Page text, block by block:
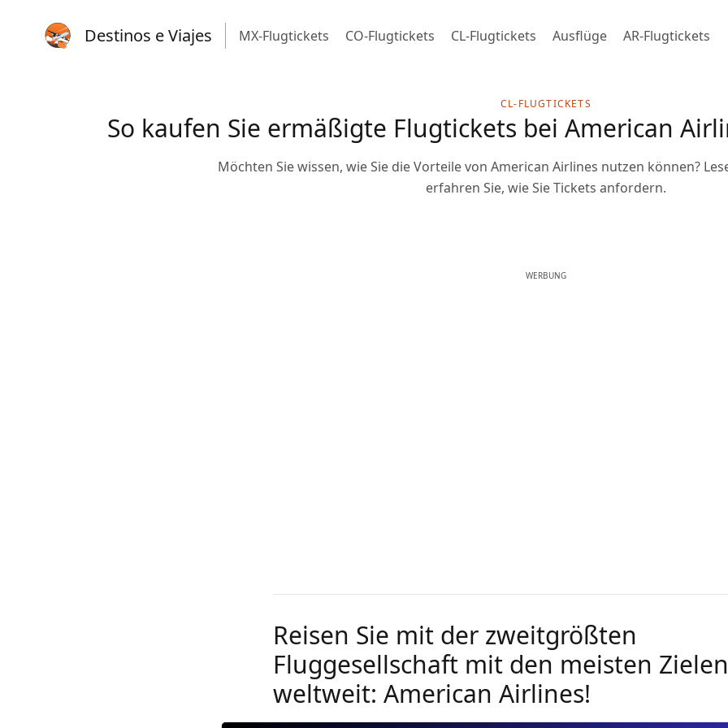
Destinos e Viajes MX-Flugtickets CO-Flugtickets CL-Flugtickets Ausflüge AR-Flugtickets
CL-FLUGTICKETS
So kaufen Sie ermäßigte Flugtickets bei American
Möchten Sie wissen, wie Sie die Vorteile von American Airlines nutzen können?
erfahren Sie, wie Sie Tickets anfordern.
WERBUNG
Reisen Sie mit der zweitgrößten
Fluggesellschaft mit den meisten Zielen
weltweit: American Airlines!